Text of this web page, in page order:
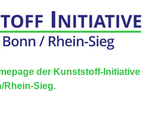
der Kunststoff-Initiative
Rhein-Sieg.